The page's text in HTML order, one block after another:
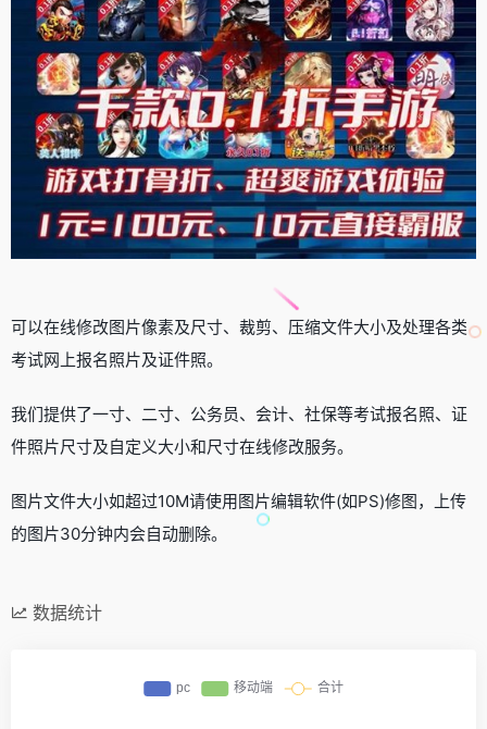
可以在线修改图片像素及尺寸、裁剪、压缩文件大小及处理各类
考试网上报名照片及证件照。
我们提供了一寸、二寸、公务员、会计、社保等考试报名照、证
件照片尺寸及自定义大小和尺寸在线修改服务。
图片文件大小如超过10M请使用图片编辑软件(如PS)修图，上传
的图片30分钟内会自动删除。
数据统计